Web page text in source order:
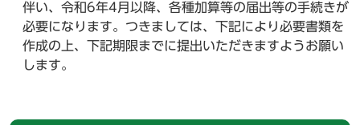
伴い、令和6年4月以降、各種加算等の届出等の手続きが
必要になります。つきましては、下記により必要書類を
作成の上、下記期限までに提出いただきますようお願い
します。